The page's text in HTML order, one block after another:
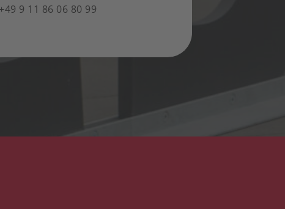
+49 9 11 86 06 80 99